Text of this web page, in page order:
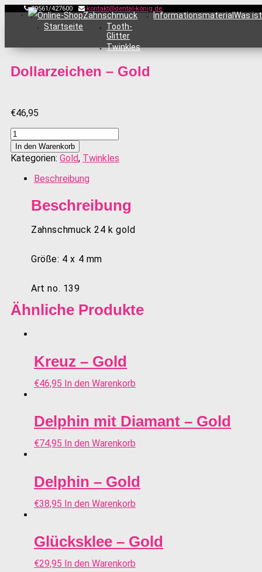
09561/427600 kontakt@dental-könig.de
Was
Informationsmaterial
Zahnschmuck
Tooth-
Glitter
Twinkles
Online-Shop
Startseite
Dollarzeichen – Gold
€46,95
Dollarzeichen
-
Gold
Menge
In den Warenkorb
Kategorien: Gold, Twinkles
Beschreibung
Beschreibung
Zahnschmuck 24 k gold
Größe: 4 x 4 mm
Art no. 139
Ähnliche Produkte
Kreuz – Gold
€46,95 In den Warenkorb
Delphin mit Diamant – Gold
€74,95 In den Warenkorb
Delphin – Gold
€38,95 In den Warenkorb
Glücksklee – Gold
€29,95 In den Warenkorb